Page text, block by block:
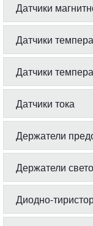
Датчики
Датчики
Датчики
Датчики тока
Держатели
Держатели
Диодно-